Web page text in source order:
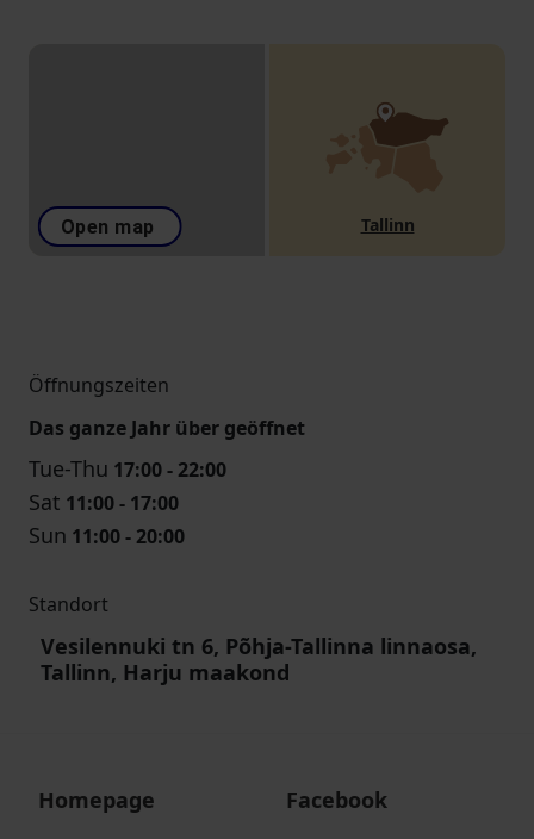
Open map Tallinn
Öffnungszeiten
Das ganze Jahr über geöffnet
Tue-Thu 17:00 - 22:00
Sat 11:00 - 17:00
Sun 11:00 - 20:00
Standort
Vesilennuki tn 6, Põhja-Tallinna linnaosa,
Tallinn, Harju maakond
Homepage Facebook